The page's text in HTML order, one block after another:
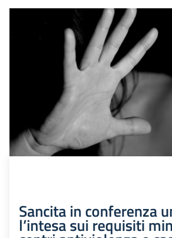
Sancita in conferenza
l’intesa sui requisiti